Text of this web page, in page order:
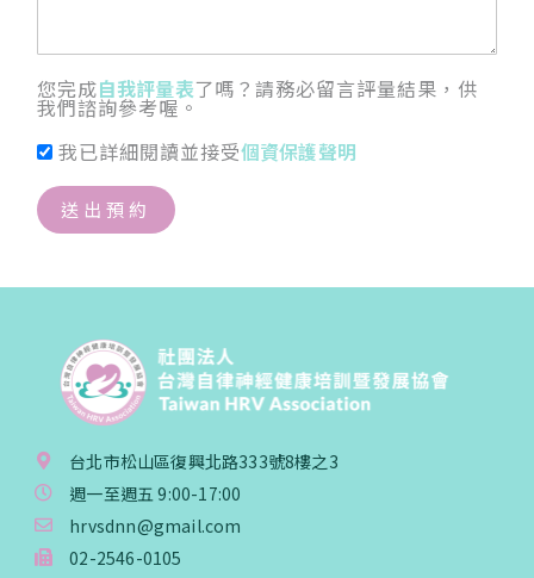
您完成自我評量表了嗎？請務必留言評量結果，供
我們諮詢參考喔。
我已詳細閱讀並接受個資保護聲明
送出預約
台北市松山區復興北路333號8樓之3
週一至週五 9:00-17:00
hrvsdnn@gmail.com
02-2546-0105